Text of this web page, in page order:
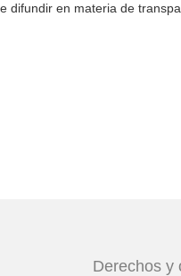
difundir en materia de
Derechos y